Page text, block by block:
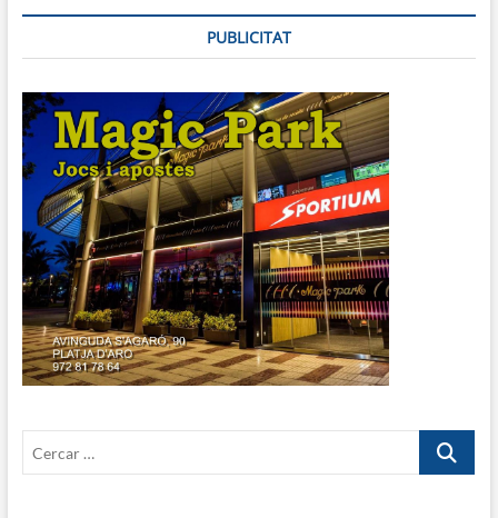
PUBLICITAT
Cercar